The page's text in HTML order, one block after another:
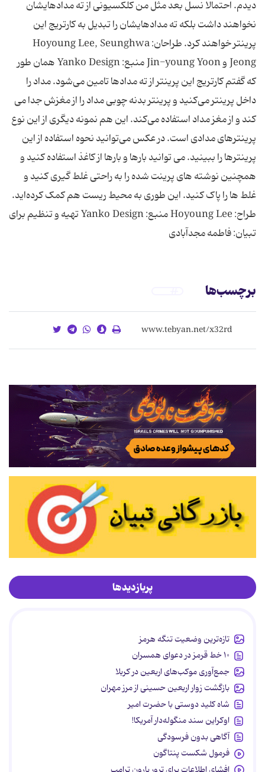
دیدم. احتمالا نسل بعد مثل من کلکسیونی از ته مدادهایشان
نخواهند داشت بلکه ته مدادهایشان را تبدیل به کارتریج این
پرینتر خواهند کرد. طراحان: Hoyoung Lee, Seunghwa
Jeong و Jin-young Yoon منبع: Yanko Design همان طور
که گفتم کارتریج این پرینتر از ته مدادها تامین می‌شود. مداد را
داخل پرینتر می‌کنید و پرینتر بدنه چوبی مداد را از مغزش جدا می
کند و از مغز مداد استفاده می‌کند. این هم نمونه دیگری از این نوع
پرینترهای مدادی است. در عکس می‌توانید نحوه استفاده از این
پرینترها را ببینید. می توانید بارها و بارها از کاغذ استفاده کنید و
همچنین نوشته های پرینت شده را به راحتی غلط گیری کنید و
غلط ها را پاک کنید. این طوری به محیط ریست هم کمک کرده‌اید.
طراح: Hoyoung Lee منبع: Yanko Design تهیه و تنظیم برای
تبیان: فاطمه مجدآبادی
برچسب‌ها
پربازدیدها
تازه‌ترین وضعیت تنگه هرمز
۱۰ خط قرمز در دعوای همسران
جمع‌آوری موکب‌های اربعین در کربلا
بازگشت زوار اربعین حسینی از مرز مهران
شاه کلید دوستی با حضرت امیر
اوکراین سند منگوله‌دار آمریکا!
آگاهی بدون فرسودگی
فرمول شکست پنتاگون